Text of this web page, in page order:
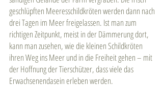
geschlüpften Meeresschildkröten werden dann nach
drei Tagen im Meer freigelassen. Ist man zum
richtigen Zeitpunkt, meist in der Dämmerung dort,
kann man zusehen, wie die kleinen Schildkröten
ihren Weg ins Meer und in die Freiheit gehen – mit
der Hoffnung der Tierschützer, dass viele das
Erwachsenendasein erleben werden.